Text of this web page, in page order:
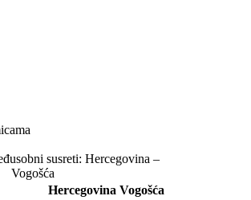
susreti: Hercegovina –
Vogošća
Hercegovina Vogošća